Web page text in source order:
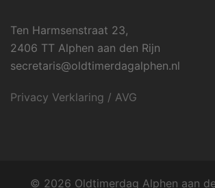
Ten Harmsenstraat 23,
2406 TT Alphen aan den Rijn
secretaris@oldtimerdagalphen.nl
Privacy Verklaring / AVG
© 2026 Oldtimerdag Alphen aan